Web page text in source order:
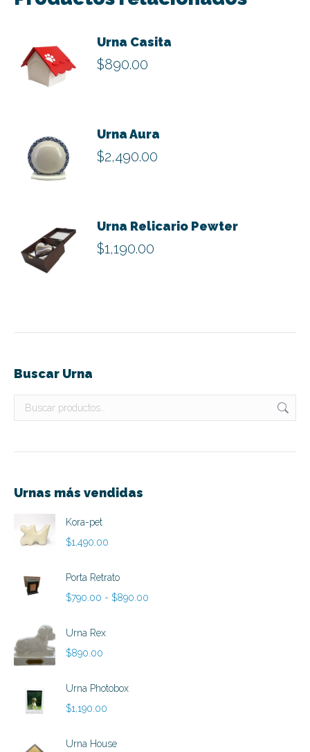
Urna Casita
$890.00
Urna Aura
$2,490.00
tiene
múltiples
la
página
Urna Relicario Pewter
$1,190.00
Buscar Urna
Urnas más vendidas
Kora-pet
$1,490.00
Porta Retrato
$790.00 - $890.00
Urna Rex
$890.00
Urna Photobox
$1,190.00
Urna House